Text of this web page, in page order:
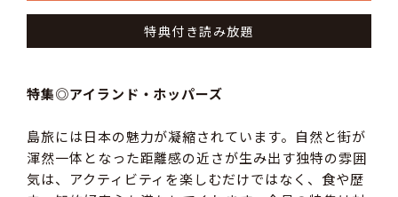
特典付き読み放題
特集◎アイランド・ホッパーズ
島旅には日本の魅力が凝縮されています。自然と街が
渾然一体となった距離感の近さが生み出す独特の雰囲
気は、アクティビティを楽しむだけではなく、食や歴